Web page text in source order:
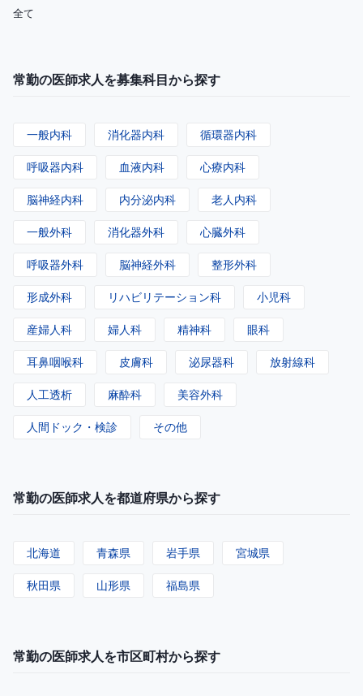
全て
常勤の医師求人を募集科目から探す
一般内科 消化器内科 循環器内科
呼吸器内科 血液内科 心療内科
脳神経内科 内分泌内科 老人内科
一般外科 消化器外科 心臓外科
呼吸器外科 脳神経外科 整形外科
形成外科 リハビリテーション科 小児科
産婦人科 婦人科 精神科 眼科
耳鼻咽喉科 皮膚科 泌尿器科 放射線科
人工透析 麻酔科 美容外科
人間ドック・検診 その他
常勤の医師求人を都道府県から探す
北海道 青森県 岩手県 宮城県
秋田県 山形県 福島県
常勤の医師求人を市区町村から探す